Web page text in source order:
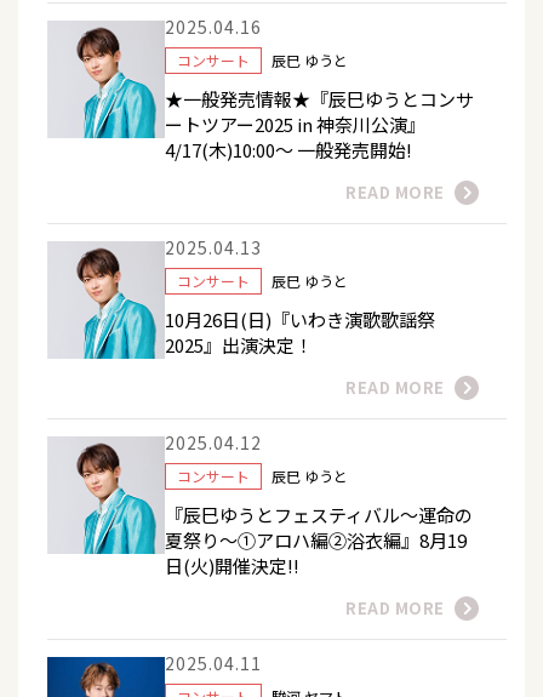
2025.04.16
コンサート 辰巳 ゆうと
★一般発売情報★『辰巳ゆうとコンサ
ートツアー2025 in 神奈川公演』
4/17(木)10:00～ 一般発売開始!
READ MORE
2025.04.13
コンサート 辰巳 ゆうと
10月26日(日)『いわき演歌歌謡祭
2025』出演決定！
READ MORE
2025.04.12
コンサート 辰巳 ゆうと
『辰巳ゆうとフェスティバル～運命の
夏祭り～①アロハ編②浴衣編』8月19
日(火)開催決定!!
READ MORE
2025.04.11